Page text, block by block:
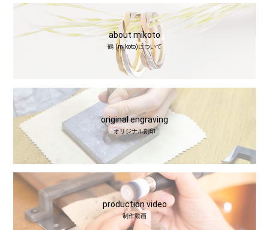
about mikoto
鶴 (mikoto)について
original engraving
オリジナル刻印
production video
制作動画